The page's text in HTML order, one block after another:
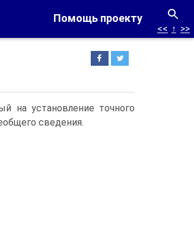
Помощь проекту
<< ↑ >>
на установление точного
сведения.